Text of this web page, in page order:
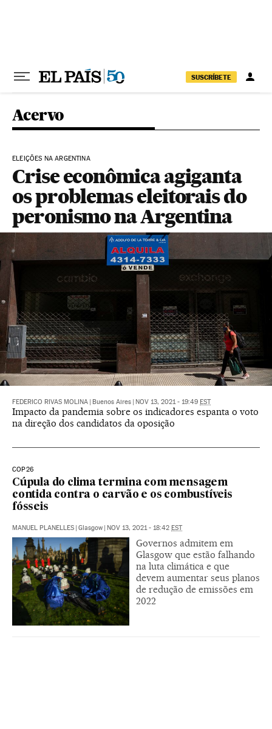
SUSCRÍBETE
Acervo
ELEIÇÕES NA ARGENTINA
Crise econômica agiganta
os problemas eleitorais do
peronismo na Argentina
FEDERICO RIVAS MOLINA Buenos Aires NOV 13, 2021 - 19:49 EST
Impacto da pandemia sobre os indicadores espanta o voto
na direção dos candidatos da oposição
COP26
Cúpula do clima termina com mensagem
contida contra o carvão e os combustíveis
fósseis
MANUEL PLANELLES Glasgow NOV 13, 2021 - 18:42 EST
Governos admitem em
Glasgow que estão falhando
na luta climática e que
devem aumentar seus planos
de redução de emissões em
2022